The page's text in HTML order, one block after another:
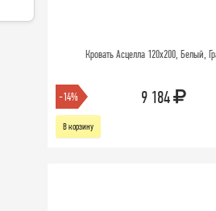
Кровать Асцелла 120х200, Белый,
-14% 9 184
В корзину